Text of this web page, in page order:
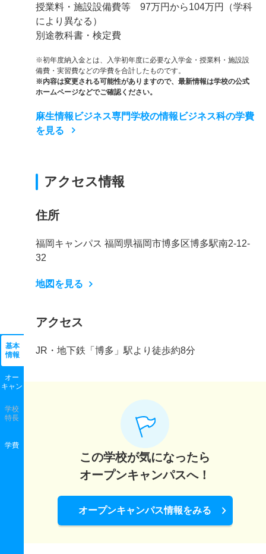
基本
情報
オー
キャン
学校
特長
学費
授業料・施設設備費等 97万円から104万円（学科
により異なる）
別途教科書・検定費
※初年度納入金とは、入学初年度に必要な入学金・授業料・施設設
備費・実習費などの学費を合計したものです。
※内容は変更される可能性がありますので、最新情報は学校の公式
ホームページなどでご確認ください。
麻生情報ビジネス専門学校の情報ビジネス科の学費
を見る
アクセス情報
住所
福岡キャンパス 福岡県福岡市博多区博多駅南2-12-
32
地図を見る
アクセス
JR・地下鉄「博多」駅より徒歩約8分
この学校が気になったら
オープンキャンパスへ！
オープンキャンパス情報をみる